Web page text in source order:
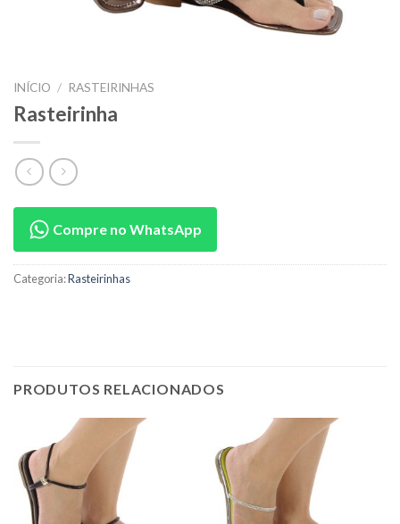
INÍCIO / RASTEIRINHAS
Rasteirinha
Compre no WhatsApp
Categoria:Rasteirinhas
PRODUTOS RELACIONADOS